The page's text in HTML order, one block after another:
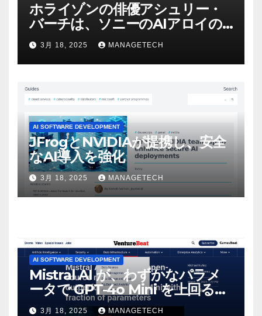
ホライゾンの俳優アシュリー・
バーチは、ソニーのAIアロイの
ビデオを見て「ゲームパフォー
マンスという芸術形式に不安を
感じた」と語る – IGN
3月 18, 2025 MANAGETECH
AI SOFTWARE DEVELOPMENT
JFrogとNVIDIAが提携し、安全
なAI導入を強化
3月 18, 2025 MANAGETECH
AI SOFTWARE DEVELOPMENT
Mistral AI が、わずかなパラメ
ータで GPT-4o Mini を上回る新
しいオープンソース モデルをリ
3月 18, 2025 MANAGETECH